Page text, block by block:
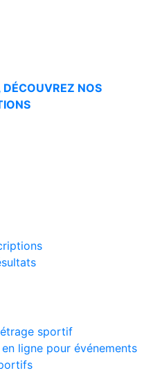
NOS
sportif
ligne pour événements